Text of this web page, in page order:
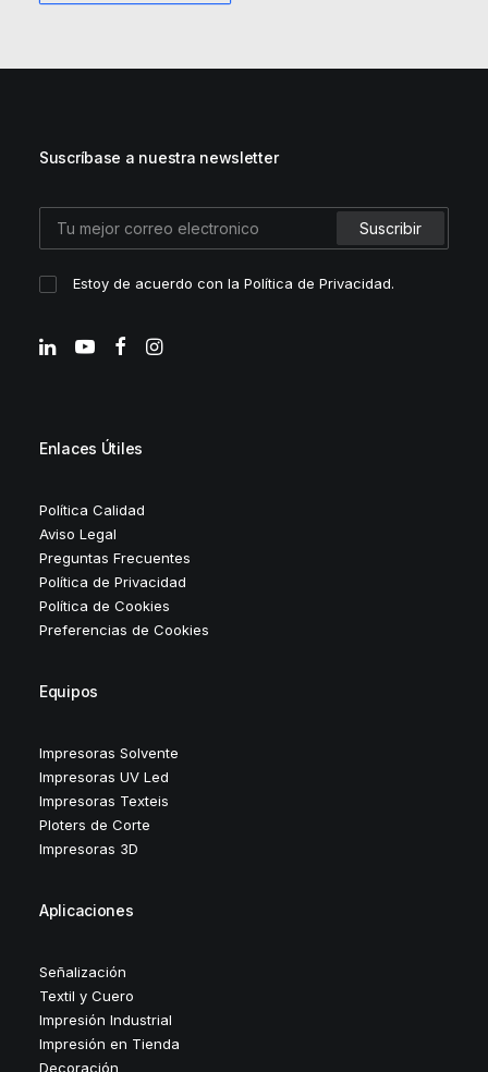
Suscríbase a nuestra newsletter
Estoy de acuerdo con laPolítica de Privacidad.
Enlaces Útiles
Política Calidad
Aviso Legal
Preguntas Frecuentes
Política de Privacidad
Política de Cookies
Preferencias de Cookies
Equipos
Impresoras Solvente
Impresoras UV Led
Impresoras Texteis
Ploters de Corte
Impresoras 3D
Aplicaciones
Señalización
Textil y Cuero
Impresión Industrial
Impresión en Tienda
Decoración